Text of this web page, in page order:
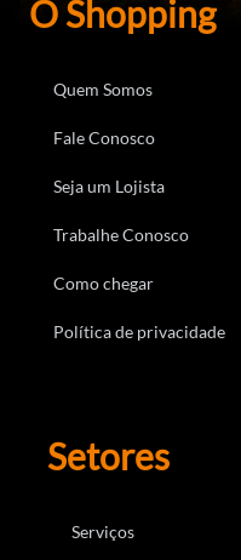
O Shopping
Quem Somos
Fale Conosco
Seja um Lojista
Trabalhe Conosco
Como chegar
Política de privacidade
Setores
Serviços